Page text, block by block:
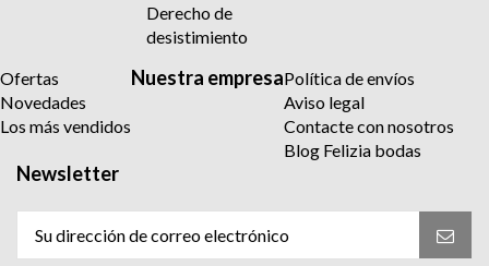
Derecho de
desistimiento
Ofertas
Novedades
Los más vendidos
Nuestra empresaPolítica de envíos
Aviso legal
Contacte con nosotros
Blog Felizia bodas
Newsletter